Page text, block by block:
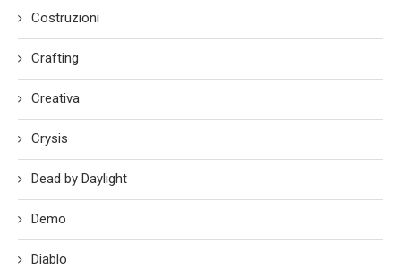
Costruzioni
Crafting
Creativa
Crysis
Dead by Daylight
Demo
Diablo